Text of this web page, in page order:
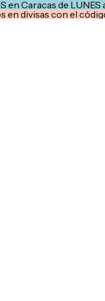
en Caracas de
en divisas con el